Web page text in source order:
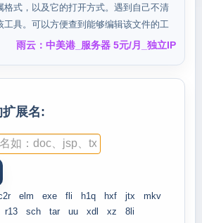
格式，以及它的打开方式。遇到自己不清
工具。可以方便查到能够编辑该文件的工
雨云：中美港_服务器 5元/月_独立IP
展名:
elm exe fli h1q hxf jtx
mkv
r13 sch tar uu xdl xz 8li